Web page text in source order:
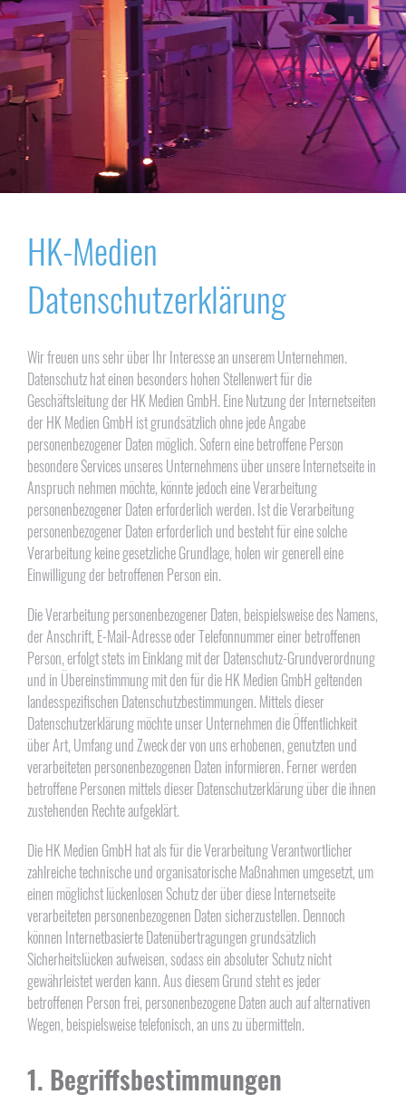
HK-Medien
Datenschutzerklärung
Wir freuen uns sehr über Ihr Interesse an unserem Unternehmen.
Datenschutz hat einen besonders hohen Stellenwert für die
Geschäftsleitung der HK Medien GmbH. Eine Nutzung der Internetseiten
der HK Medien GmbH ist grundsätzlich ohne jede Angabe
personenbezogener Daten möglich. Sofern eine betroffene Person
besondere Services unseres Unternehmens über unsere Internetseite in
Anspruch nehmen möchte, könnte jedoch eine Verarbeitung
personenbezogener Daten erforderlich werden. Ist die Verarbeitung
personenbezogener Daten erforderlich und besteht für eine solche
Verarbeitung keine gesetzliche Grundlage, holen wir generell eine
Einwilligung der betroffenen Person ein.
Die Verarbeitung personenbezogener Daten, beispielsweise des Namens,
der Anschrift, E-Mail-Adresse oder Telefonnummer einer betroffenen
Person, erfolgt stets im Einklang mit der Datenschutz-Grundverordnung
und in Übereinstimmung mit den für die HK Medien GmbH geltenden
landesspezifischen Datenschutzbestimmungen. Mittels dieser
Datenschutzerklärung möchte unser Unternehmen die Öffentlichkeit
über Art, Umfang und Zweck der von uns erhobenen, genutzten und
verarbeiteten personenbezogenen Daten informieren. Ferner werden
betroffene Personen mittels dieser Datenschutzerklärung über die ihnen
zustehenden Rechte aufgeklärt.
Die HK Medien GmbH hat als für die Verarbeitung Verantwortlicher
zahlreiche technische und organisatorische Maßnahmen umgesetzt, um
einen möglichst lückenlosen Schutz der über diese Internetseite
verarbeiteten personenbezogenen Daten sicherzustellen. Dennoch
können Internetbasierte Datenübertragungen grundsätzlich
Sicherheitslücken aufweisen, sodass ein absoluter Schutz nicht
gewährleistet werden kann. Aus diesem Grund steht es jeder
betroffenen Person frei, personenbezogene Daten auch auf alternativen
Wegen, beispielsweise telefonisch, an uns zu übermitteln.
1. Begriffsbestimmungen